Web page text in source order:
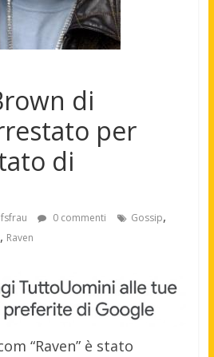
di
per
di
fsfrau 0 commenti Gossip,
, Raven
“Raven” è stato